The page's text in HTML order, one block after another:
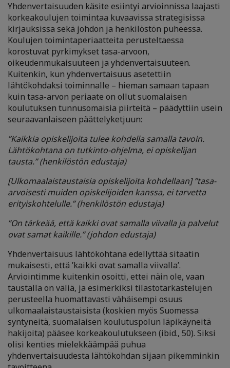
Yhdenvertaisuuden käsite esiintyi arvioinnissa laajasti
korkeakoulujen toimintaa kuvaavissa strategisissa
kirjauksissa sekä johdon ja henkilöstön puheessa.
Koulujen toimintaperiaatteita perusteltaessa
korostuvat pyrkimykset tasa-arvoon,
oikeudenmukaisuuteen ja yhdenvertaisuuteen.
Kuitenkin, kun yhdenvertaisuus asetettiin
lähtökohdaksi toiminnalle – hieman samaan tapaan
kuin tasa-arvon periaate on ollut suomalaisen
koulutuksen tunnusomaisia piirteitä – päädyttiin usein
seuraavanlaiseen päättelyketjuun:
”Kaikkia opiskelijoita tulee kohdella samalla tavoin.
Lähtökohtana on tutkinto-ohjelma, ei opiskelijan
tausta.” (henkilöstön edustaja)
[Ulkomaalaistaustaisia opiskelijoita kohdellaan] ”tasa-
arvoisesti muiden opiskelijoiden kanssa, ei tarvetta
erityiskohtelulle.” (henkilöstön edustaja)
”On tärkeää, että kaikki ovat samalla viivalla ja palvelut
ovat samat kaikille.” (johdon edustaja)
Yhdenvertaisuus lähtökohtana edellyttää sitaatin
mukaisesti, että ’kaikki ovat samalla viivalla’.
Arviointimme kuitenkin osoitti, ettei näin ole, vaan
taustalla on väliä, ja esimerkiksi tilastotarkastelujen
perusteella huomattavasti vähäisempi osuus
ulkomaalaistaustaisista (koskien myös Suomessa
syntyneitä, suomalaisen koulutuspolun läpikäyneitä
hakijoita) pääsee korkeakoulutukseen (ibid., 50). Siksi
olisi kenties mielekkäämpää puhua
yhdenvertaisuudesta lähtökohdan sijaan pikemminkin